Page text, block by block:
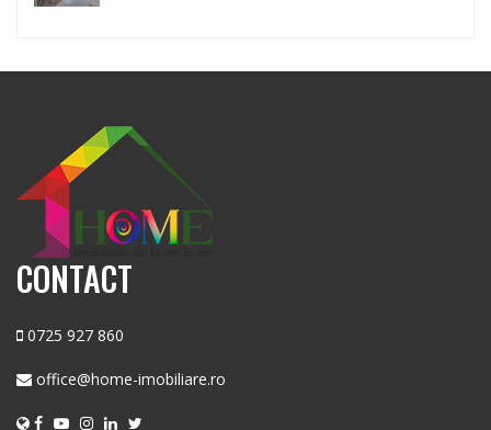
CONTACT
0725 927 860
office@home-imobiliare.ro